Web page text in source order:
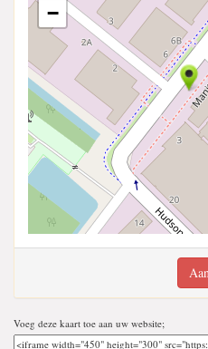
−
Voeg deze kaart toe aan uw website;